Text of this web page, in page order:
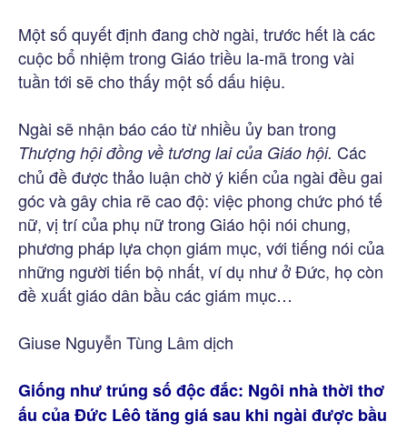
Một số quyết định đang chờ ngài, trước hết là các
cuộc bổ nhiệm trong Giáo triều la-mã trong vài
tuần tới sẽ cho thấy một số dấu hiệu.
Ngài sẽ nhận báo cáo từ nhiều ủy ban trong
Thượng hội đồng về tương lai của Giáo hội. Các
chủ đề được thảo luận chờ ý kiến của ngài đều gai
góc và gây chia rẽ cao độ: việc phong chức phó tế
nữ, vị trí của phụ nữ trong Giáo hội nói chung,
phương pháp lựa chọn giám mục, với tiếng nói của
những người tiến bộ nhất, ví dụ như ở Đức, họ còn
đề xuất giáo dân bầu các giám mục…
Giuse Nguyễn Tùng Lâm dịch
Giống như trúng số độc đắc: Ngôi nhà thời thơ
ấu của Đức Lêô tăng giá sau khi ngài được bầu